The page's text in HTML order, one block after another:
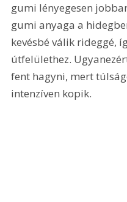
gumi lényegesen
gumi anyaga a
kevésbé válik rideggé,
útfelülethez.
fent hagyni, mert
intenzíven kopik.